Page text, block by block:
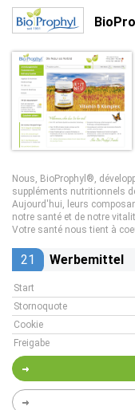
Nous, BioProphyl®,
suppléments nutritionnels
Aujourd'hui, leurs
notre santé et de notre
Votre santé nous tient à
21 Werbemittel
Start
Stornoquote
Cookie
Freigabe